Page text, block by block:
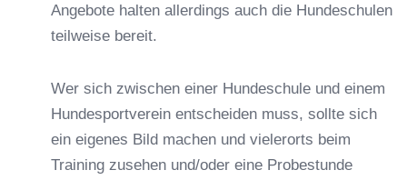
Angebote halten allerdings auch die Hundeschulen
teilweise bereit.
Wer sich zwischen einer Hundeschule und einem
Hundesportverein entscheiden muss, sollte sich
ein eigenes Bild machen und vielerorts beim
Training zusehen und/oder eine Probestunde